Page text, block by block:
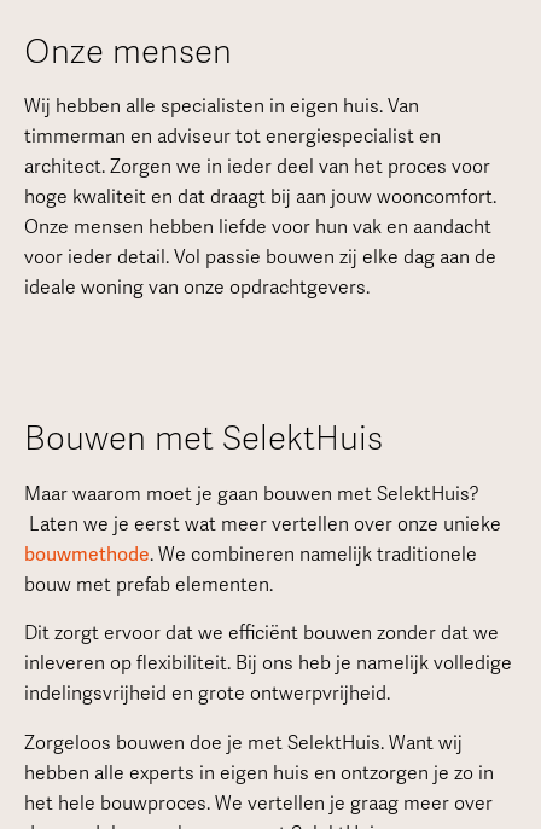
Onze mensen
Wij hebben alle specialisten in eigen huis. Van
timmerman en adviseur tot energiespecialist en
architect. Zorgen we in ieder deel van het proces voor
hoge kwaliteit en dat draagt bij aan jouw wooncomfort.
Onze mensen hebben liefde voor hun vak en aandacht
voor ieder detail. Vol passie bouwen zij elke dag aan de
ideale woning van onze opdrachtgevers.
Bouwen met SelektHuis
Maar waarom moet je gaan bouwen met SelektHuis?
Laten we je eerst wat meer vertellen over onze unieke
bouwmethode. We combineren namelijk traditionele
bouw met prefab elementen.
Dit zorgt ervoor dat we efficiënt bouwen zonder dat we
inleveren op flexibiliteit. Bij ons heb je namelijk volledige
indelingsvrijheid en grote ontwerpvrijheid.
Zorgeloos bouwen doe je met SelektHuis. Want wij
hebben alle experts in eigen huis en ontzorgen je zo in
het hele bouwproces. We vertellen je graag meer over